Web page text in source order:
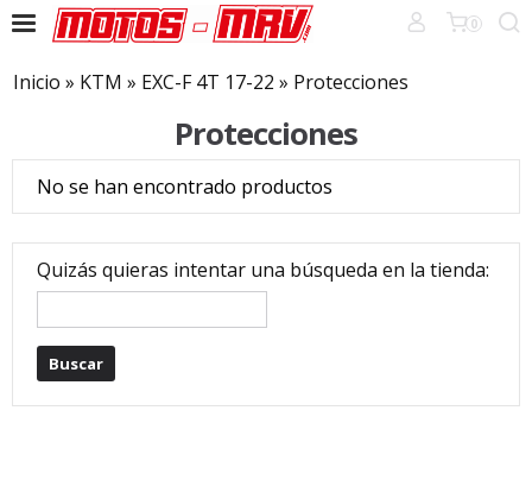
0
Inicio » KTM » EXC-F 4T 17-22 » Protecciones
Protecciones
No se han encontrado productos
Quizás quieras intentar una búsqueda en la tienda: